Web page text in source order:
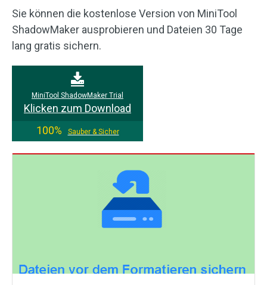
Sie können die kostenlose Version von MiniTool
ShadowMaker ausprobieren und Dateien 30 Tage
lang gratis sichern.
MiniTool ShadowMaker Trial
Klicken zum Download
100%
Sauber & Sicher